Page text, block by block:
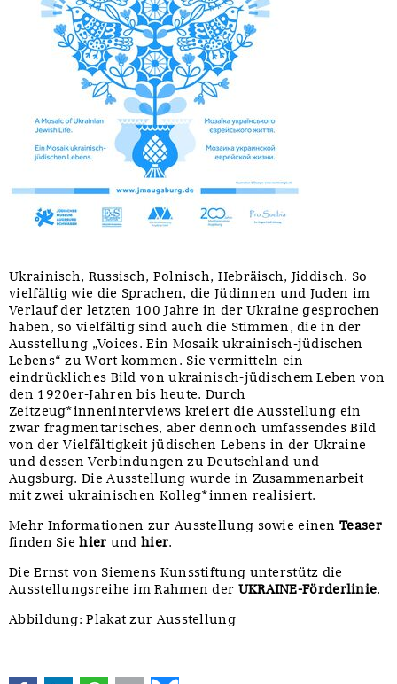
Ukrainisch, Russisch, Polnisch, Hebräisch, Jiddisch. So
vielfältig wie die Sprachen, die Jüdinnen und Juden im
Verlauf der letzten 100 Jahre in der Ukraine gesprochen
haben, so vielfältig sind auch die Stimmen, die in der
Ausstellung „Voices. Ein Mosaik ukrainisch-jüdischen
Lebens“ zu Wort kommen. Sie vermitteln ein
eindrückliches Bild von ukrainisch-jüdischem Leben von
den 1920er-Jahren bis heute. Durch
Zeitzeug*inneninterviews kreiert die Ausstellung ein
zwar fragmentarisches, aber dennoch umfassendes Bild
von der Vielfältigkeit jüdischen Lebens in der Ukraine
und dessen Verbindungen zu Deutschland und
Augsburg. Die Ausstellung wurde in Zusammenarbeit
mit zwei ukrainischen Kolleg*innen realisiert.
Mehr Informationen zur Ausstellung sowie einenTeaser
finden Siehier undhier.
Die Ernst von Siemens Kunsstiftung unterstütz die
Ausstellungsreihe im Rahmen der UKRAINE-Förderlinie.
Abbildung: Plakat zur Ausstellung